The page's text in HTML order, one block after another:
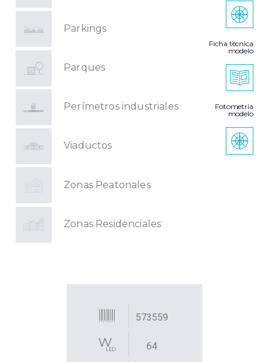
Parkings
Parques
Perímetros industriales
Viaductos
Zonas Peatonales
Zonas Residenciales
Ficha técnica
modelo
Fotometría
modelo
573559
64